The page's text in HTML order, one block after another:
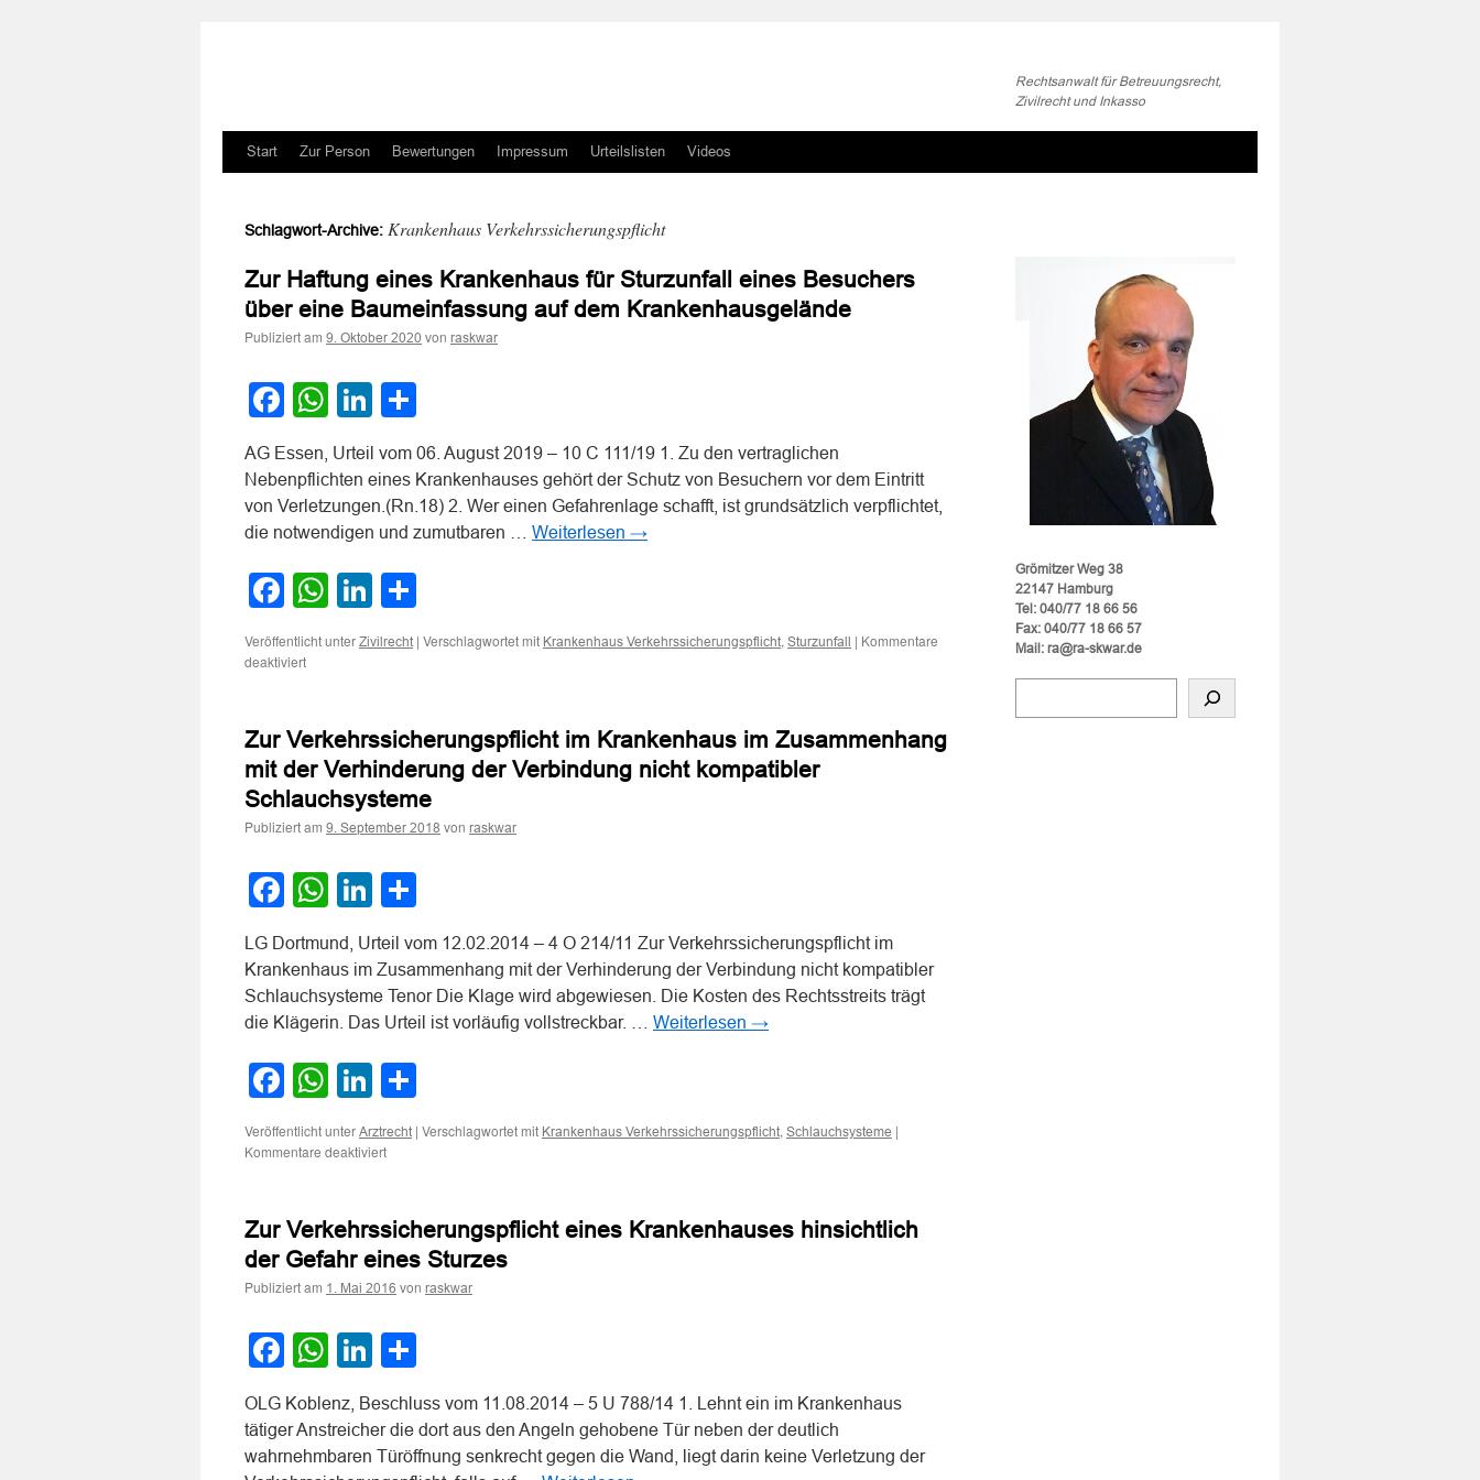
Rechtsanwalt für Betreuungsrecht,
Zivilrecht und Inkasso
Zum
springen
Start Zur Person Bewertungen Impressum Urteilslisten Videos
Schlagwort-Archive: Krankenhaus Verkehrssicherungspflicht
Zur Haftung eines Krankenhaus für Sturzunfall eines Besuchers
über eine Baumeinfassung auf dem Krankenhausgelände
Publiziert am 9. Oktober 2020 von raskwar
Facebook
WhatsApp
LinkedIn
AG Essen, Urteil vom 06. August 2019 – 10 C 111/19 1. Zu den vertraglichen
Nebenpflichten eines Krankenhauses gehört der Schutz von Besuchern vor dem Eintritt
von Verletzungen.(Rn.18) 2. Wer einen Gefahrenlage schafft, ist grundsätzlich verpflichtet,
die notwendigen und zumutbaren … Weiterlesen →
Facebook
WhatsApp
LinkedIn
Veröffentlicht unter Zivilrecht | Verschlagwortet mit Krankenhaus Verkehrssicherungspflicht, Sturzunfall | Kommentare
deaktiviertfür
Krankenhaus
Sturzunfall
eines
Besuchers
über
Baumeinfassung
auf
Krankenhausgelände
Zur Verkehrssicherungspflicht im Krankenhaus im Zusammenhang
mit der Verhinderung der Verbindung nicht kompatibler
Schlauchsysteme
Publiziert am 9. September 2018 von raskwar
Facebook
WhatsApp
LinkedIn
LG Dortmund, Urteil vom 12.02.2014 – 4 O 214/11 Zur Verkehrssicherungspflicht im
Krankenhaus im Zusammenhang mit der Verhinderung der Verbindung nicht kompatibler
Schlauchsysteme Tenor Die Klage wird abgewiesen. Die Kosten des Rechtsstreits trägt
die Klägerin. Das Urteil ist vorläufig vollstreckbar. … Weiterlesen →
Facebook
WhatsApp
LinkedIn
Veröffentlicht unter Arztrecht | Verschlagwortet mit Krankenhaus Verkehrssicherungspflicht, Schlauchsysteme |
Kommentare deaktiviertfür
Krankenhaus
Zusammenhang
mit
Verhinderung
der
Verbindung
kompatibler
Schlauchsysteme
Zur Verkehrssicherungspflicht eines Krankenhauses hinsichtlich
der Gefahr eines Sturzes
Publiziert am 1. Mai 2016 von raskwar
Facebook
WhatsApp
LinkedIn
OLG Koblenz, Beschluss vom 11.08.2014 – 5 U 788/14 1. Lehnt ein im Krankenhaus
tätiger Anstreicher die dort aus den Angeln gehobene Tür neben der deutlich
wahrnehmbaren Türöffnung senkrecht gegen die Wand, liegt darin keine Verletzung der
Grömitzer Weg 38
22147 Hamburg
Tel: 040/77 18 66 56
Fax: 040/77 18 66 57
Mail: ra@ra-skwar.de